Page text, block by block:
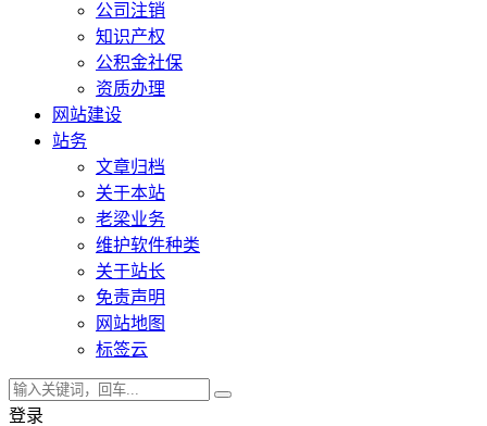
公司注销
知识产权
公积金社保
资质办理
网站建设
站务
文章归档
关于本站
老梁业务
维护软件种类
关于站长
免责声明
网站地图
标签云
登录